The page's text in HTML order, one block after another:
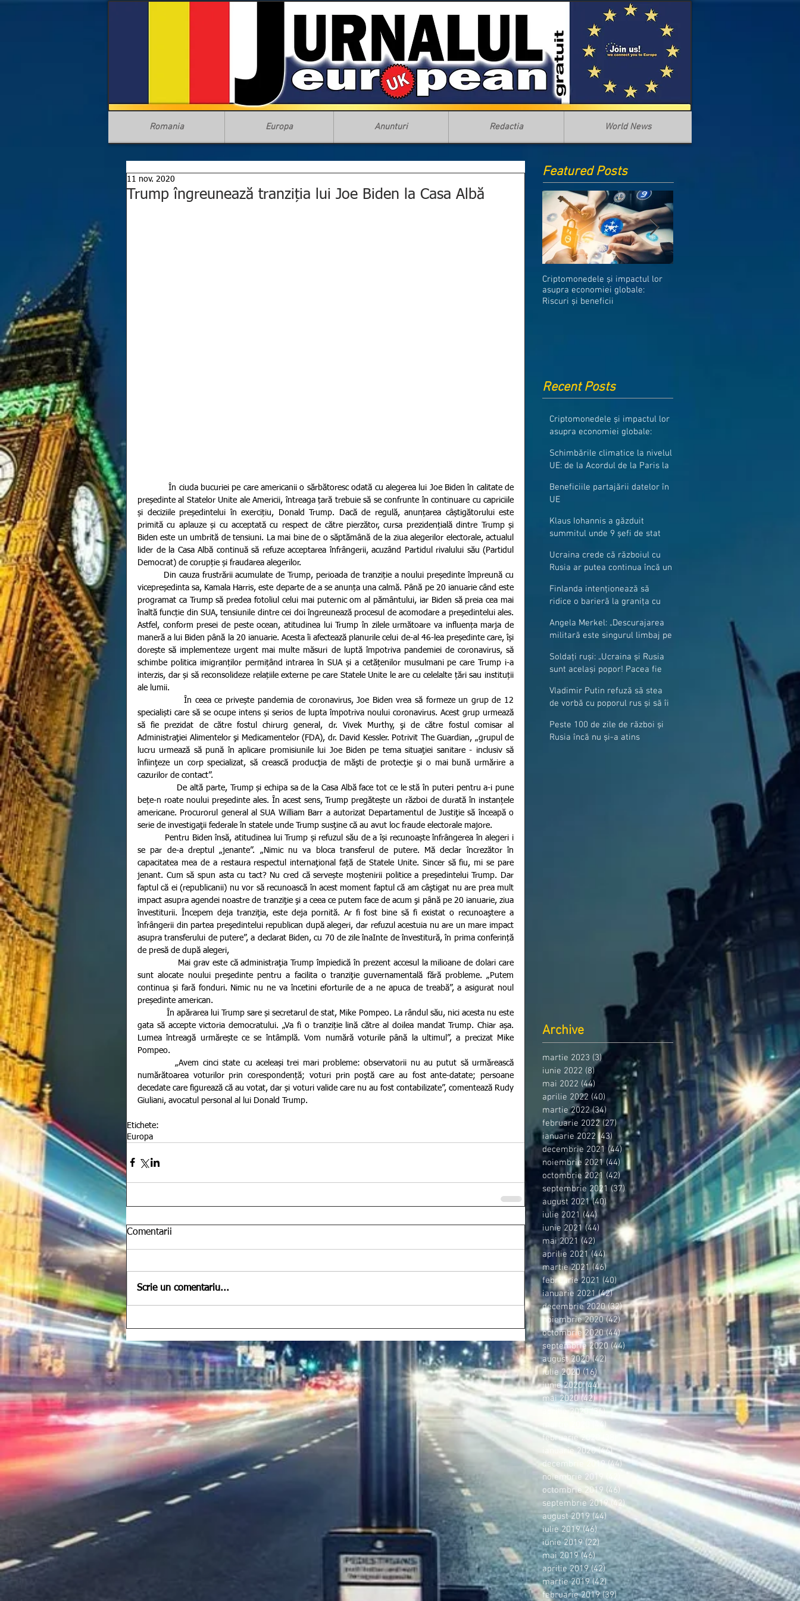
Romania Europa Anunturi Redactia World News
Trump îngreunează tranziția lui Joe Biden la Casa Albă
11 nov. 2020
            În ciuda bucuriei pe care americanii o sărbătoresc odată cu alegerea lui Joe Biden în calitate de
președinte al Statelor Unite ale Americii, întreaga țară trebuie să se confrunte în continuare cu capriciile
și deciziile președintelui în exercițiu, Donald Trump. Dacă de regulă, anunțarea câștigătorului este
primită cu aplauze și cu acceptată cu respect de către pierzător, cursa prezidențială dintre Trump și
Biden este un umbrită de tensiuni. La mai bine de o săptămână de la ziua alegerilor electorale, actualul
lider de la Casa Albă continuă să refuze acceptarea înfrângerii, acuzând Partidul rivalului său (Partidul
Democrat) de corupție și fraudarea alegerilor.
vicepreședinta sa, Kamala Harris, este departe de a se anunța una calmă. Până pe 20 ianuarie când este
programat ca Trump să predea fotoliul celui mai puternic om al pământului, iar Biden să preia cea mai
înaltă funcție din SUA, tensiunile dintre cei doi îngreunează procesul de acomodare a președintelui ales.
Astfel, conform presei de peste ocean, atitudinea lui Trump în zilele următoare va influența marja de
maneră a lui Biden până la 20 ianuarie. Acesta îi afectează planurile celui de-al 46-lea președinte care, își
dorește să implementeze urgent mai multe măsuri de luptă împotriva pandemiei de coronavirus, să
schimbe politica imigranților permițând intrarea în SUA și a cetățenilor musulmani pe care Trump i-a
interzis, dar și să reconsolideze relațiile externe pe care Statele Unite le are cu celelalte țări sau instituții
ale lumii.
              În ceea ce privește pandemia de coronavirus, Joe Biden vrea să formeze un grup de 12
specialiști care să se ocupe intens și serios de lupta împotriva noului coronavirus. Acest grup urmează
să fie prezidat de către fostul chirurg general, dr. Vivek Murthy, şi de către fostul comisar al
Administraţiei Alimentelor şi Medicamentelor (FDA), dr. David Kessler. Potrivit The Guardian, „grupul de
lucru urmează să pună în aplicare promisiunile lui Joe Biden pe tema situaţiei sanitare - inclusiv să
înfiinţeze un corp specializat, să crească producţia de măşti de protecţie şi o mai bună urmărire a
cazurilor de contact”.
bețe-n roate noului președinte ales. În acest sens, Trump pregătește un război de durată în instanțele
americane. Procurorul general al SUA William Barr a autorizat Departamentul de Justiţie să înceapă o
serie de investigaţii federale în statele unde Trump susţine că au avut loc fraude electorale majore.
se par de-a dreptul „jenante”. „Nimic nu va bloca transferul de putere. Mă declar încrezător în
capacitatea mea de a restaura respectul internaţional față de Statele Unite. Sincer să fiu, mi se pare
jenant. Cum să spun asta cu tact? Nu cred că servește moștenirii politice a președintelui Trump. Dar
faptul că ei (republicanii) nu vor să recunoască în acest moment faptul că am câştigat nu are prea mult
impact asupra agendei noastre de tranziţie şi a ceea ce putem face de acum şi până pe 20 ianuarie, ziua
învestiturii. Începem deja tranziţia, este deja pornită. Ar fi fost bine să fi existat o recunoaştere a
înfrângerii din partea preşedintelui republican după alegeri, dar refuzul acestuia nu are un mare impact
asupra transferului de putere”, a declarat Biden, cu 70 de zile înaInte de învestitură, în prima conferință
de presă de după alegeri,
sunt alocate noului preşedinte pentru a facilita o tranziţie guvernamentală fără probleme. „Putem
continua și fară fonduri. Nimic nu ne va încetini eforturile de a ne apuca de treabă”, a asigurat noul
președinte american.
gata să accepte victoria democratului. „Va fi o tranziție lină către al doilea mandat Trump. Chiar așa.
Lumea întreagă urmărește ce se întâmplă. Vom numără voturile până la ultimul”, a precizat Mike
Pompeo.
          „Avem cinci state cu aceleași trei mari probleme: observatorii nu au putut să urmărească
numărătoarea voturilor prin corespondență; voturi prin poștă care au fost ante-datate; persoane
decedate care figurează că au votat, dar și voturi valide care nu au fost contabilizate”, comentează Rudy
Giuliani, avocatul personal al lui Donald Trump.
Etichete:
Europa
Comentarii
Scrie un comentariu...
Featured Posts
Criptomonedele și impactul lor
asupra economiei globale:
Riscuri și beneficii
Recent Posts
Criptomonedele și impactul lor
asupra economiei globale:
Schimbările climatice la nivelul
UE: de la Acordul de la Paris la
Beneficiile partajării datelor în
UE
Klaus Iohannis a găzduit
summitul unde 9 șefi de stat
granițe
Ucraina crede că războiul cu
Rusia ar putea continua încă un
Finlanda intenționează să
ridice o barieră la granița cu
Angela Merkel: „Descurajarea
militară este singurul limbaj pe
Soldați ruși: „Ucraina și Rusia
sunt același popor! Pacea fie
Vladimir Putin refuză să stea
de vorbă cu poporul rus și să îi
Peste 100 de zile de război și
Rusia încă nu și-a atins
Archive
martie 2023 (3)3 postări
iunie 2022 (8)8 postări
mai 2022 (44) 44 postări
aprilie 2022 (40)40 postări
martie 2022 (34) 34 postări
februarie 2022 (27)27 postări
ianuarie 2022 (43) 43 postări
decembrie 2021 (44)44 postări
noiembrie 2021 (44) 44 postări
octombrie 2021 (42)42 postări
septembrie 2021 (37)37 postări
august 2021 (40)40 postări
iulie 2021 (44)44 postări
iunie 2021 (44) 44 postări
mai 2021 (42) 42 postări
aprilie 2021 (44)44 postări
martie 2021 (46)46 postări
februarie 2021 (40)40 postări
ianuarie 2021 (42)42 postări
decembrie 2020 (32)32 postări
noiembrie 2020 (42) 42 postări
octombrie 2020 (44)44 postări
septembrie 2020 (44)44 postări
august 2020 (42)42 postări
iulie 2020 (16)16 postări
iunie 2020 (44)44 postări
mai 2020 (42)42 postări
aprilie 2020 (36)36 postări
martie 2020
(44) 44 postări
februarie 2020
38 postări
ianuarie 2020 (46)46 postări
decembrie 2019 (44)44 postări
noiembrie 2019
42 postări
octombrie 2019 (46) 46 postări
septembrie 2019 (42)42 postări
august 2019 (44) 44 postări
iulie 2019 (46) 46 postări
iunie 2019 (22) 22 postări
mai 2019 (46)46 postări
aprilie 2019 (42)42 postări
martie 2019 (42)42 postări
februarie 2019 (39)39 postări